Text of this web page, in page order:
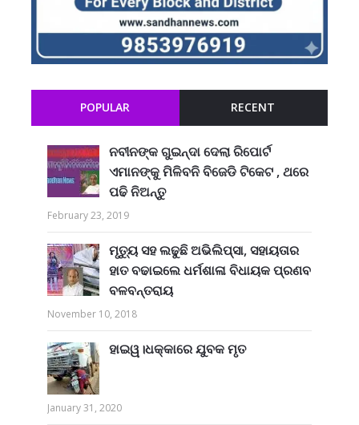
POPULAR RECENT
ନବୀନଙ୍କ ଗୁଇନ୍ଦା ଦେଲା ରିପୋର୍ଟ
ଏମାନଙ୍କୁ ମିଳିବନି ବିଜେଡି ଟିକେଟ , ଥରେ
ପଢି ନିଅନ୍ତୁ
February 23, 2019
ମୃତ୍ୟୁ ସହ ଲଢୁଛି ଅଭିଲିପ୍ସା, ସହାୟତାର
ହାତ ବଢାଇଲେ ଧର୍ମଶାଳା ବିଧାୟକ ପ୍ରଣବ
ବଳବନ୍ତରାୟ
November 10, 2018
ହାଇୱ।ଧକ୍କାରେ ଯୁବକ ମୃତ
January 31, 2020